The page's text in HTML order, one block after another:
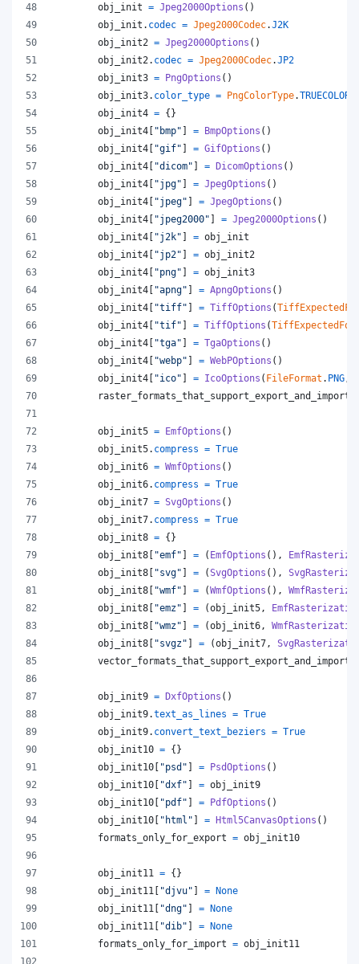
obj_init = Jpeg2000Options ()
obj_init . codec = Jpeg2000Codec.J2K
obj_init2 = Jpeg2000Options ()
obj_init2 . codec = Jpeg2000Codec.JP2
obj_init3 = PngOptions ()
obj_init3. color_type = PngColorType.
obj_init4 = {}
obj_init4 [ "bmp" ] = BmpOptions ()
obj_init4 [ "gif" ] = GifOptions ()
obj_init4 [ "dicom" ] = DicomOptions ()
obj_init4 [ "jpg" ] = JpegOptions ()
obj_init4 [ "jpeg" ] = JpegOptions ()
obj_init4 [ "jpeg2000" ] = Jpeg2000Options ()
obj_init4 [ "j2k" ] = obj_init
obj_init4 [ "jp2" ] = obj_init2
obj_init4 [ "png" ] = obj_init3
obj_init4 [ "apng" ] = ApngOptions ()
obj_init4 [ "tiff" ] = TiffOptions (
obj_init4 [ "tif" ] = TiffOptions (
obj_init4 [ "tga" ] = TgaOptions ()
obj_init4 [ "webp" ] = WebPOptions ()
obj_init4 [ "ico" ] = IcoOptions ( FileFormat . PNG
raster_formats_that_support_export_and_import
obj_init5 = EmfOptions ()
obj_init5. compress = True
obj_init6 = WmfOptions ()
obj_init6. compress = True
obj_init7 = SvgOptions ()
obj_init7. compress = True
obj_init8 = {}
obj_init8 [ "emf" ] = ( EmfOptions (),
obj_init8 [ "svg" ] = (SvgOptions (),
obj_init8 [ "wmf" ] = (WmfOptions (),
obj_init8 [ "emz" ] = (obj_init5 ,
obj_init8 [ "wmz" ] = (obj_init6 ,
obj_init8 [ "svgz" ] = (obj_init7 ,
vector_formats_that_support_export_and_import
obj_init9 = DxfOptions ()
obj_init9.text_as_lines = True
obj_init9. convert_text_beziers = True
obj_init10 = {}
obj_init10 [ "psd" ] = PsdOptions ()
obj_init10 [ "dxf" ] = obj_init9
obj_init10 [ "pdf" ] = PdfOptions ()
obj_init10 [ "html" ] = Html5CanvasOptions ()
formats_only_for_export = obj_init10
obj_init11 = {}
obj_init11 [ "djvu" ] = None
obj_init11 [ "dng" ] = None
obj_init11 [ "dib" ] = None
formats_only_for_import = obj_init11